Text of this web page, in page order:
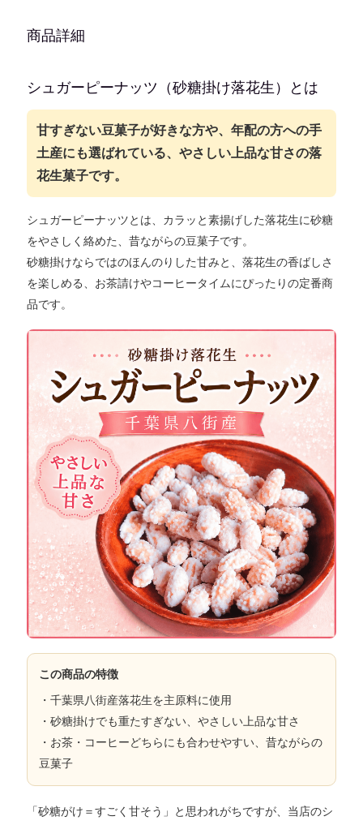
商品詳細
シュガーピーナッツ（砂糖掛け落花生）とは
甘すぎない豆菓子が好きな方や、年配の方への手
土産にも選ばれている、やさしい上品な甘さの落
花生菓子です。
シュガーピーナッツとは、 カラッと素揚げした落花生に砂糖
をやさしく絡めた、昔ながらの豆菓子です。
砂糖掛けならではのほんのりした甘みと、落花生の香ばしさ
を楽しめる、 お茶請けやコーヒータイムにぴったりの定番商
品です。
この商品の特徴
・千葉県八街産落花生を主原料に使用
・砂糖掛けでも重たすぎない、やさしい上品な甘さ
・お茶・コーヒーどちらにも合わせやすい、昔ながらの
豆菓子
「砂糖がけ＝すごく甘そう」と思われがちですが、当店のシ